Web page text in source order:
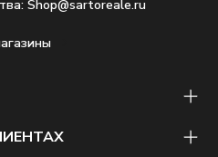
Shop@sartoreale.ru